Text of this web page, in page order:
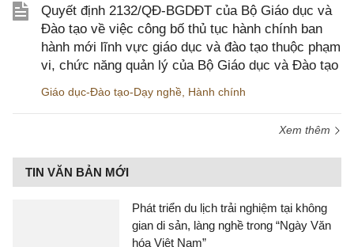
Quyết định 2132/QĐ-BGDĐT của Bộ Giáo dục và
Đào tạo về việc công bố thủ tục hành chính ban
hành mới lĩnh vực giáo dục và đào tạo thuộc phạm
vi, chức năng quản lý của Bộ Giáo dục và Đào tạo
Giáo dục-Đào tạo-Dạy nghề Hành chính
Xem thêm
TIN VĂN BẢN MỚI
Phát triển du lịch trải nghiệm tại không
gian di sản, làng nghề trong “Ngày Văn
hóa Việt Nam”